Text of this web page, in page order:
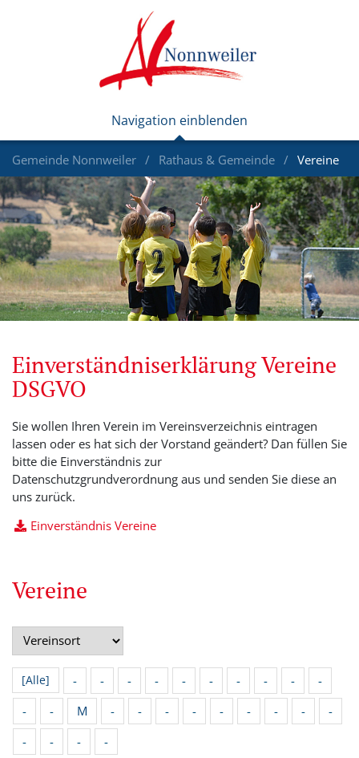
Gemeinde Nonnweiler Rathaus & Gemeinde Vereine
Einverständniserklärung Vereine
DSGVO
Sie wollen Ihren Verein im Vereinsverzeichnis eintragen
lassen oder es hat sich der Vorstand geändert? Dan füllen Sie
bitte die Einverständnis zur
Datenschutzgrundverordnung aus und senden Sie diese an
uns zurück.
Einverständnis Vereine
Vereine
[Alle] - - - - - - - - -
-
-
- M - - - - - - - -
-
-
- - -